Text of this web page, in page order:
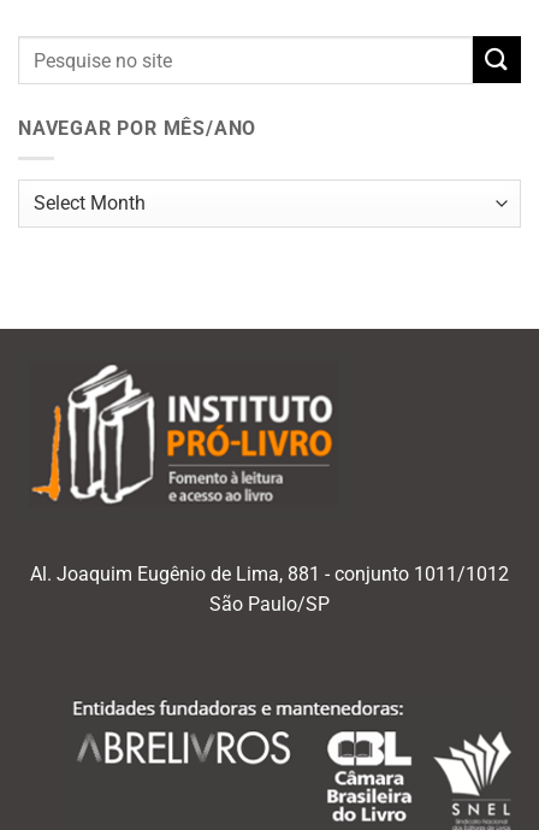
NAVEGAR POR MÊS/ANO
Navegar
Al. Joaquim Eugênio de Lima, 881 - conjunto 1011/1012
São Paulo/SP